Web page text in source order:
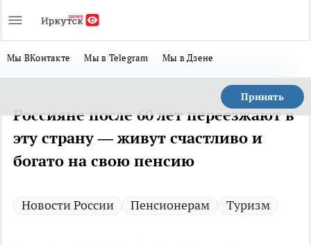
Мы ВКонтакте Мы в Telegram Мы в Дзене
Принять
Россияне после 60 лет переезжают в
эту страну — живут счастливо и
богато на свою пенсию
Новости России Пенсионерам Туризм